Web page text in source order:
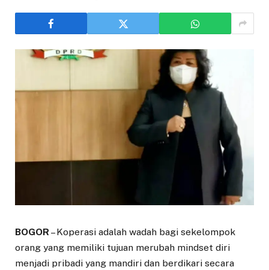
BOGOR – Koperasi adalah wadah bagi sekelompok
orang yang memiliki tujuan merubah mindset diri
menjadi pribadi yang mandiri dan berdikari secara